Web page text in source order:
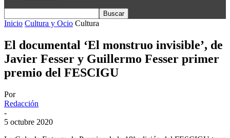
Inicio Cultura y Ocio Cultura
El documental ‘El monstruo invisible’, de
Javier Fesser y Guillermo Fesser primer
premio del FESCIGU
Por
Redacción
-
5 octubre 2020